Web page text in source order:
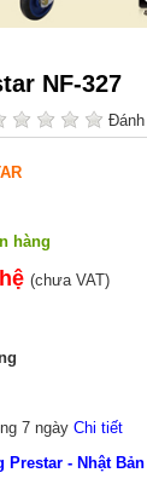
NF-327
Đánh
hàng
(chưa VAT)
7 ngày Chi tiết
Prestar - Nhật Bản